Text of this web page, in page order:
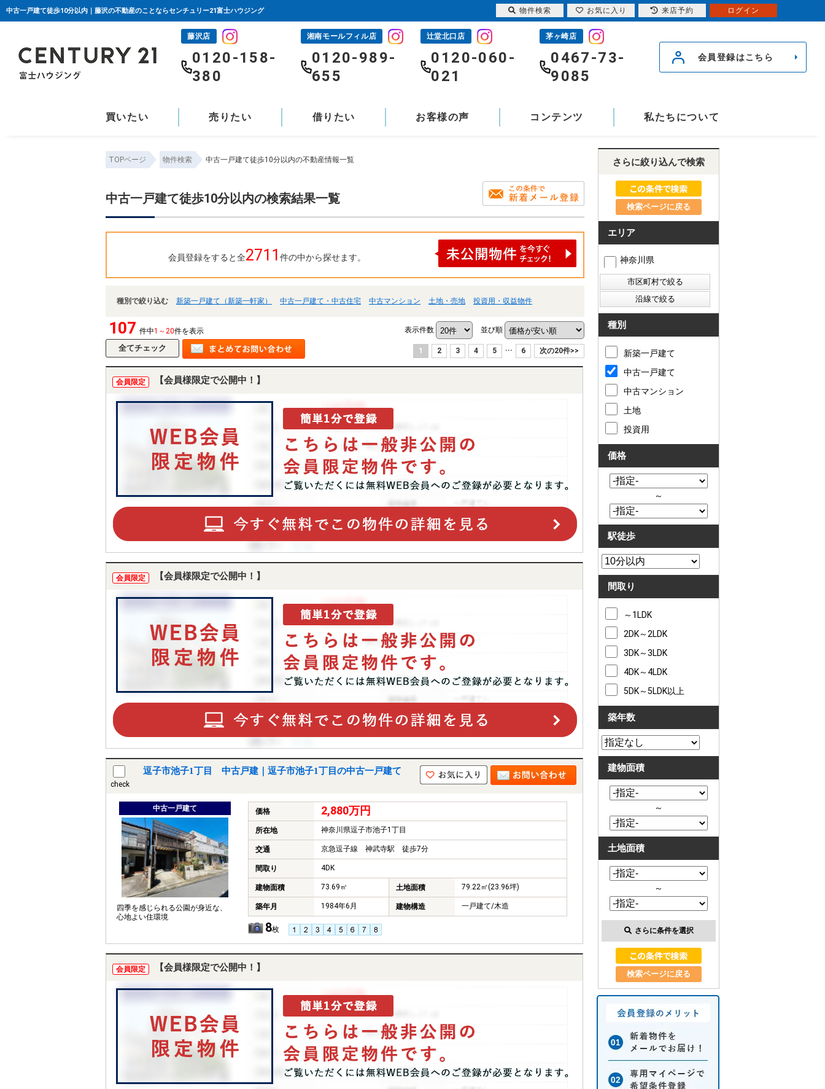
中古一戸建て徒歩10分以内｜藤沢の不動産のことならセンチュリー21富士ハウジング
藤沢店
0120-158-
380
湘南モールフィル店
0120-989-
655
辻堂北口店
0120-060-
021
茅ヶ崎店
0467-73-
9085
会員登録はこちら
買いたい 売りたい 借りたい お客様の声 コンテンツ 私たちについて
TOPページ 物件検索 中古一戸建て徒歩10分以内の不動産情報一覧
中古一戸建て徒歩10分以内の検索結果一覧
会員登録をすると全2711 件の中から探せます。
種別で絞り込む 新築一戸建て（新築一軒家） 中古一戸建て・中古住宅 中古マンション 土地・売地 投資用・収益物件
107 件中1～20件を表示 表示件数 並び順
1 2 3 4 5 ... 6 次の20件>>
会員限定 【会員様限定で公開中！】
会員限定 【会員様限定で公開中！】
check
逗子市池子1丁目 中古戸建｜逗子市池子1丁目の中古一戸建て
中古一戸建て
四季を感じられる公園が身近な、
心地よい住環境
価格 2,880万円
所在地 神奈川県逗子市池子1丁目
交通 京急逗子線 神武寺駅 徒歩7分
間取り 4DK
建物面積 73.69㎡ 土地面積 79.22㎡(23.96坪)
築年月 1984年6月 建物構造 一戸建て/木造
8枚
会員限定 【会員様限定で公開中！】
さらに絞り込んで検索
検索ページに戻る
エリア
神奈川県
種別
新築一戸建て
中古一戸建て
中古マンション
土地
投資用
価格
～
駅徒歩
間取り
～1LDK
2DK～2LDK
3DK～3LDK
4DK～4LDK
5DK～5LDK以上
築年数
建物面積
～
土地面積
～
さらに条件を選択
検索ページに戻る
物件検索 お気に入り 来店予約 ログイン